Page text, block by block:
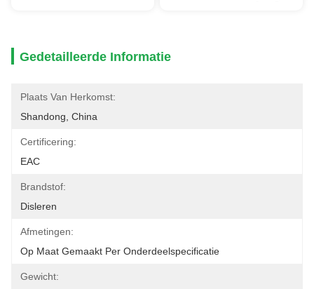
Gedetailleerde Informatie
Plaats Van Herkomst:
Shandong, China
Certificering:
EAC
Brandstof:
Disleren
Afmetingen:
Op Maat Gemaakt Per Onderdeelspecificatie
Gewicht: